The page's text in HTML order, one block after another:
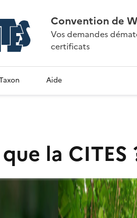
Convention de
Vos demandes
certificats
Aide
la CITES